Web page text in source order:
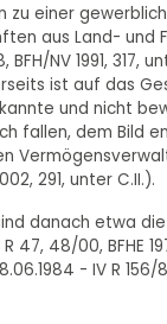
einer
aus Land- und
NV 1991, 317,
ist auf das
und nicht
fallen, dem Bild
291, unter C.II.).
danach etwa
48/00, BFHE
- IV R 156/81,